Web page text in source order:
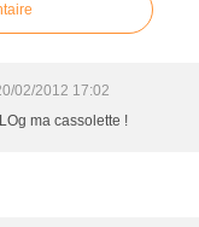
02/2012 17:02
ma cassolette !